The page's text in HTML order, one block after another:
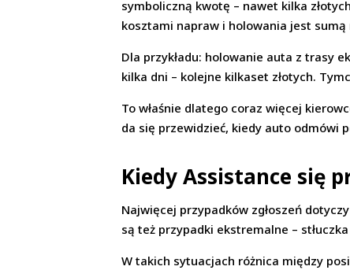
symboliczną kwotę – nawet kilka
kosztami napraw i holowania jest sumą
Dla przykładu: holowanie auta z trasy
kilka dni – kolejne kilkaset złotych.
To właśnie dlatego coraz więcej
da się przewidzieć, kiedy auto odmówi
Kiedy Assistance się
Najwięcej przypadków zgłoszeń
są też przypadki ekstremalne –
W takich sytuacjach różnica między